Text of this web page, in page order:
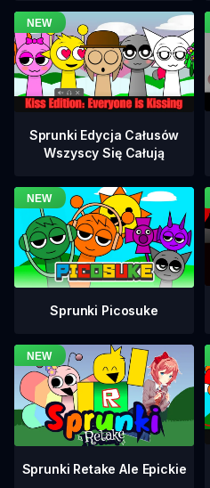
Sprunki Edycja Całusów
Wszyscy Się Całują
Sprunki Picosuke
Sprunki Retake Ale Epickie